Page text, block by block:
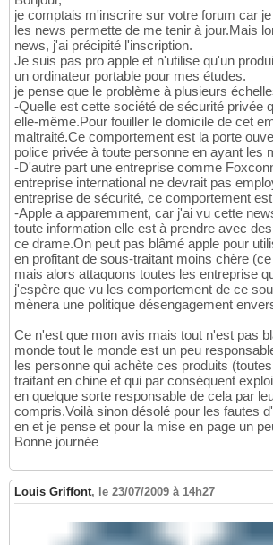
je comptais m'inscrire sur votre forum car
les news permette de me tenir à jour.Mais
news, j'ai précipité l'inscription.
Je suis pas pro apple et n'utilise qu'un
un ordinateur portable pour mes études.
je pense que le problème à plusieurs
-Quelle est cette société de sécurité privée
elle-même.Pour fouiller le domicile de cet
maltraité.Ce comportement est la porte
police privée à toute personne en ayant les
-D'autre part une entreprise comme
entreprise international ne devrait pas
entreprise de sécurité, ce comportement
-Apple a apparemment, car j'ai vu cette
toute information elle est à prendre avec
ce drame.On peut pas blâmé apple pour
en profitant de sous-traitant moins chère
mais alors attaquons toutes les entreprise
j'espère que vu les comportement de ce
mènera une politique désengagement
Ce n'est que mon avis mais tout n'est pas
monde tout le monde est un peu
les personne qui achète ces produits
traitant en chine et qui par conséquent
en quelque sorte responsable de cela par
compris.Voilà sinon désolé pour les fautes
en et je pense et pour la mise en page un
Bonne journée
Louis Griffont, le 23/07/2009 à 14h27